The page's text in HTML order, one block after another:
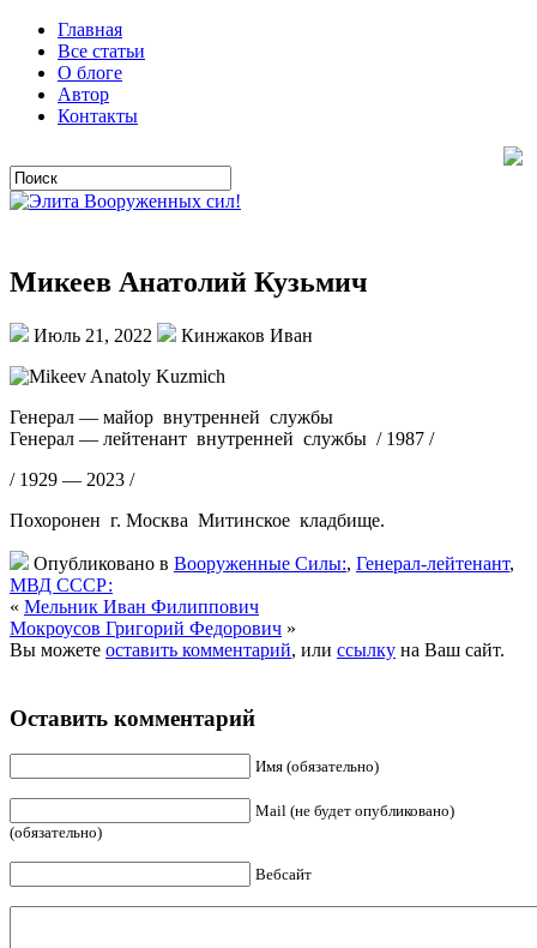
Главная
Все статьи
О блоге
Автор
Контакты
Микеев Анатолий Кузьмич
Июль 21, 2022 Кинжаков Иван
Генерал — майор внутренней службы
Генерал — лейтенант внутренней службы / 1987 /
/ 1929 — 2023 /
Похоронен г. Москва Митинское кладбище.
Опубликовано в Вооруженные Силы:, Генерал-лейтенант,
МВД СССР:
« Мельник Иван Филиппович
Мокроусов Григорий Федорович »
Вы можете оставить комментарий, или ссылку на Ваш сайт.
Оставить комментарий
Имя (обязательно)
Mail (не будет опубликовано)
(обязательно)
Вебсайт